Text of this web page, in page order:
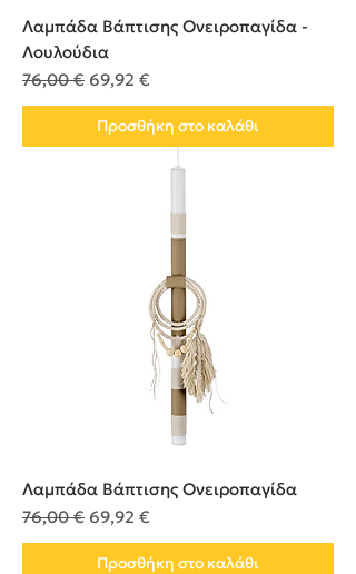
Λαμπάδα Βάπτισης Ονειροπαγίδα -
Λουλούδια
Κανονική τιμή
76,00 € Τιμή Έκπτωσης
69,92 €
Προσθήκη στο καλάθι
Λαμπάδα Βάπτισης Ονειροπαγίδα
Κανονική τιμή
76,00 € Τιμή Έκπτωσης
69,92 €
Προσθήκη στο καλάθι